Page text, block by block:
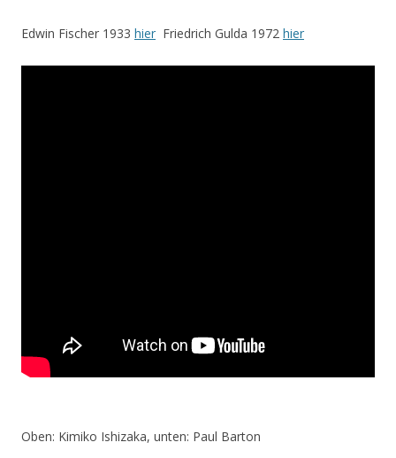
Edwin Fischer 1933 hier Friedrich Gulda 1972 hier
Oben: Kimiko Ishizaka, unten: Paul Barton